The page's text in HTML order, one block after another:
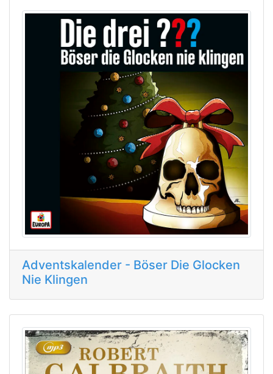
Adventskalender - Böser Die Glocken
Nie Klingen